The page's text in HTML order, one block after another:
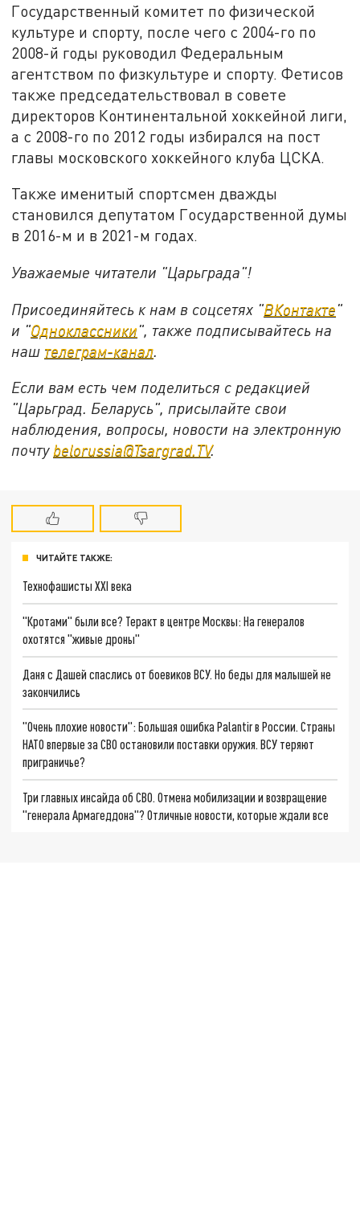
Государственный комитет по физической
культуре и спорту, после чего с 2004-го по
2008-й годы руководил Федеральным
агентством по физкультуре и спорту. Фетисов
также председательствовал в совете
директоров Континентальной хоккейной лиги,
а с 2008-го по 2012 годы избирался на пост
главы московского хоккейного клуба ЦСКА.
Также именитый спортсмен дважды
становился депутатом Государственной думы
в 2016-м и в 2021-м годах.
Уважаемые читатели "Царьграда"!
Присоединяйтесь к нам в соцсетях "ВКонтакте"
и "Одноклассники", также подписывайтесь на
наш телеграм-канал.
Если вам есть чем поделиться с редакцией
"Царьград. Беларусь", присылайте свои
наблюдения, вопросы, новости на электронную
почту belorussia@Tsargrad.TV.
ЧИТАЙТЕ ТАКЖЕ:
Технофашисты XXI века
"Кротами" были все? Теракт в центре Москвы: На генералов
охотятся "живые дроны"
Даня с Дашей спаслись от боевиков ВСУ. Но беды для малышей не
закончились
"Очень плохие новости": Большая ошибка Palantir в России. Страны
НАТО впервые за СВО остановили поставки оружия. ВСУ теряют
приграничье?
Три главных инсайда об СВО. Отмена мобилизации и возвращение
"генерала Армагеддона"? Отличные новости, которые ждали все